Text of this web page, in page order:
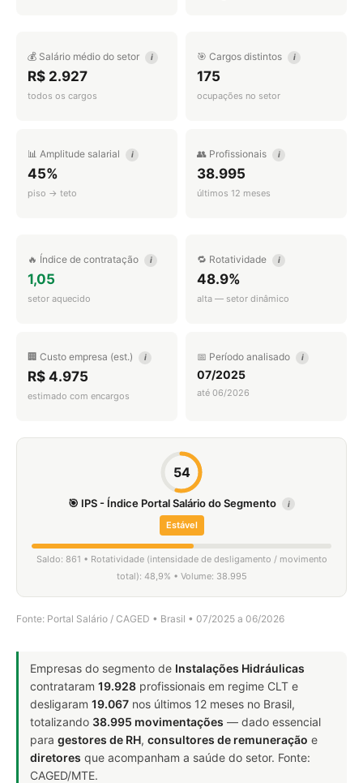
💰 Salário médio do setor i
R$ 2.927
todos os cargos
🎯 Cargos distintos i
175
ocupações no setor
📊 Amplitude salarial i
45%
piso → teto
👥 Profissionais i
38.995
últimos 12 meses
🔥 Índice de contratação i
1,05
setor aquecido
🔁 Rotatividade i
48.9%
alta — setor dinâmico
🏢 Custo empresa (est.) i
R$ 4.975
estimado com encargos
📅 Período analisado i
07/2025
até 06/2026
54
🎯 IPS - Índice Portal Salário do Segmento i
Estável
Saldo: 861 • Rotatividade (intensidade de desligamento / movimento
total): 48,9% • Volume: 38.995
Fonte: Portal Salário / CAGED • Brasil • 07/2025 a 06/2026
Empresas do segmento de Instalações Hidráulicas
contrataram 19.928 profissionais em regime CLT e
desligaram 19.067 nos últimos 12 meses no Brasil,
totalizando 38.995 movimentações — dado essencial
para gestores de RH, consultores de remuneração e
diretores que acompanham a saúde do setor. Fonte:
CAGED/MTE.